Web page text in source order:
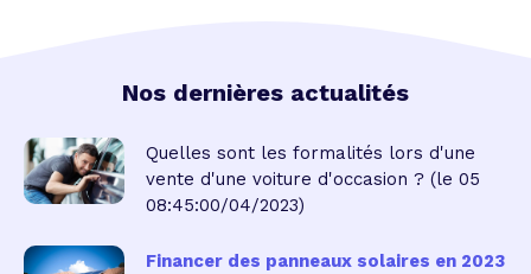
Nos dernières actualités
Quelles sont les formalités lors d'une
vente d'une voiture d'occasion ? (le 05
08:45:00/04/2023)
Financer des panneaux solaires en 2023